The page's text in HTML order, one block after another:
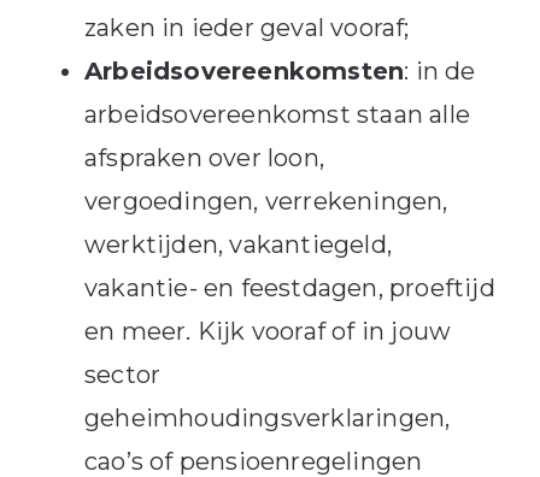
zaken in ieder geval vooraf;
Arbeidsovereenkomsten: in de
arbeidsovereenkomst staan alle
afspraken over loon,
vergoedingen, verrekeningen,
werktijden, vakantiegeld,
vakantie- en feestdagen, proeftijd
en meer. Kijk vooraf of in jouw
sector
geheimhoudingsverklaringen,
cao’s of pensioenregelingen